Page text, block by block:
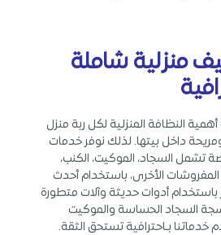
منزلية شاملة
النظافة المنزلية لكل ربة منزل
داخل بيتها. لذلك نوفر خدمات
السجاد، الموكيت، الكنب،
الأخرى، باستخدام أحدث
باستخدام أدوات حديثة وآلات متطورة
السجاد الحساسة والموكيت
خدماتنا بـاحترافية تستحق الثقة.